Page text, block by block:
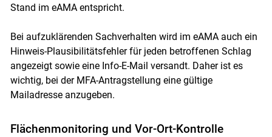
Stand im eAMA entspricht.
Bei aufzuklärenden Sachverhalten wird im eAMA auch ein
Hinweis-Plausibilitätsfehler für jeden betroffenen Schlag
angezeigt sowie eine Info-E-Mail versandt. Daher ist es
wichtig, bei der MFA-Antragstellung eine gültige
Mailadresse anzugeben.
Flächenmonitoring und Vor-Ort-Kontrolle